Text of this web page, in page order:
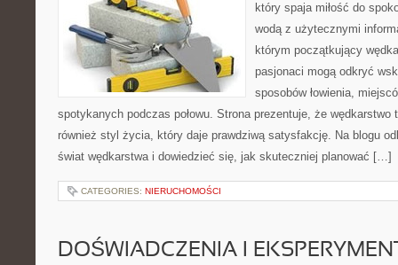
który spaja miłość do
wodą z użytecznymi
którym początkujący
pasjonaci mogą odkryć
sposobów łowienia,
spotykanych podczas połowu. Strona prezentuje, że wędkarstwo
również styl życia, który daje prawdziwą satysfakcję. Na blogu
świat wędkarstwa i dowiedzieć się, jak skuteczniej planować […]
CATEGORIES: NIERUCHOMOŚCI
DOŚWIADCZENIA I